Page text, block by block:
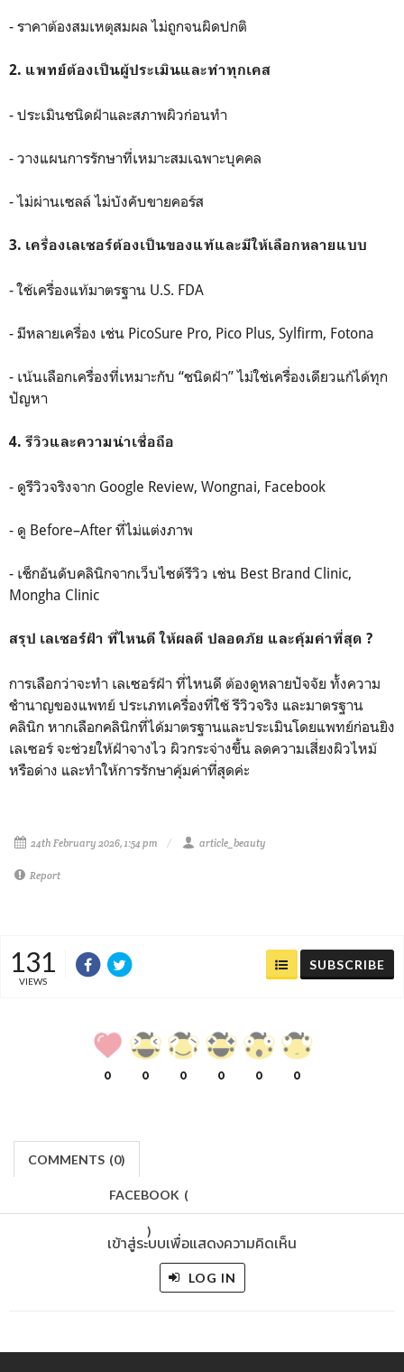
- ราคาต้องสมเหตุสมผล ไม่ถูกจนผิดปกติ
2. แพทย์ต้องเป็นผู้ประเมินและทำทุกเคส
- ประเมินชนิดฝ้าและสภาพผิวก่อนทำ
- วางแผนการรักษาที่เหมาะสมเฉพาะบุคคล
- ไม่ผ่านเซลล์ ไม่บังคับขายคอร์ส
3. เครื่องเลเซอร์ต้องเป็นของแท้และมีให้เลือกหลายแบบ
- ใช้เครื่องแท้มาตรฐาน U.S. FDA
- มีหลายเครื่อง เช่น PicoSure Pro, Pico Plus, Sylfirm, Fotona
- เน้นเลือกเครื่องที่เหมาะกับ “ชนิดฝ้า” ไม่ใช่เครื่องเดียวแก้ได้ทุก
ปัญหา
4. รีวิวและความน่าเชื่อถือ
- ดูรีวิวจริงจาก Google Review, Wongnai, Facebook
- ดู Before–After ที่ไม่แต่งภาพ
- เช็กอันดับคลินิกจากเว็บไซต์รีวิว เช่น Best Brand Clinic,
Mongha Clinic
สรุป เลเซอร์ฝ้า ที่ไหนดี ให้ผลดี ปลอดภัย และคุ้มค่าที่สุด ?
การเลือกว่าจะทำ เลเซอร์ฝ้า ที่ไหนดี ต้องดูหลายปัจจัย ทั้งความ
ชำนาญของแพทย์ ประเภทเครื่องที่ใช้ รีวิวจริง และมาตรฐาน
คลินิก หากเลือกคลินิกที่ได้มาตรฐานและประเมินโดยแพทย์ก่อนยิง
เลเซอร์ จะช่วยให้ฝ้าจางไว ผิวกระจ่างขึ้น ลดความเสี่ยงผิวไหม้
หรือด่าง และทำให้การรักษาคุ้มค่าที่สุดค่ะ
24th February 2026, 1:54 pm article_beauty
Report
131
VIEWS
SUBSCRIBE
0 0 0 0 0 0
COMMENTS (0)
FACEBOOK (
)
เข้าสู่ระบบเพื่อแสดงความคิดเห็น
LOG IN